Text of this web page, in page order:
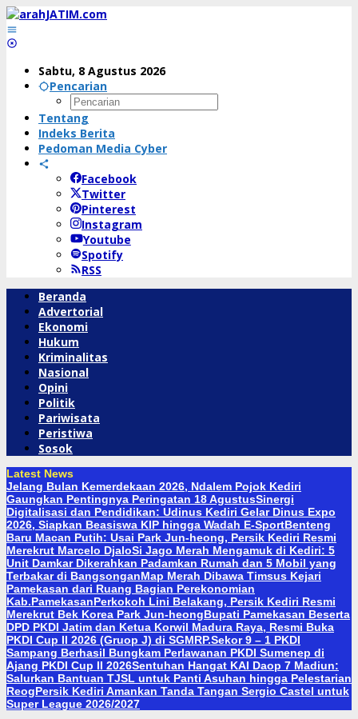
Lewati
ke
konten
Sabtu, 8 Agustus 2026
Pencarian
Tentang
Indeks Berita
Pedoman Media Cyber
Facebook
Twitter
Pinterest
Instagram
Youtube
Spotify
RSS
Beranda
Advertorial
Ekonomi
Hukum
Kriminalitas
Nasional
Opini
Politik
Pariwisata
Peristiwa
Sosok
Latest News
Jelang Bulan Kemerdekaan 2026, Ndalem Pojok Kediri
Gaungkan Pentingnya Peringatan 18 AgustusSinergi
Digitalisasi dan Pendidikan: Udinus Kediri Gelar Dinus Expo
2026, Siapkan Beasiswa KIP hingga Wadah E-SportBenteng
Baru Macan Putih: Usai Park Jun-heong, Persik Kediri Resmi
Merekrut Marcelo DjaloSi Jago Merah Mengamuk di Kediri: 5
Unit Damkar Dikerahkan Padamkan Rumah dan 5 Mobil yang
Terbakar di BangsonganMap Merah Dibawa Timsus Kejari
Pamekasan dari Ruang Bagian Perekonomian
Kab.PamekasanPerkokoh Lini Belakang, Persik Kediri Resmi
Merekrut Bek Korea Park Jun-heongBupati Pamekasan Beserta
DPD PKDI Jatim dan Ketua Korwil Madura Raya, Resmi Buka
PKDI Cup II 2026 (Gruop J) di SGMRP.Sekor 9 – 1 PKDI
Sampang Berhasil Bungkam Perlawanan PKDI Sumenep di
Ajang PKDI Cup II 2026Sentuhan Hangat KAI Daop 7 Madiun:
Salurkan Bantuan TJSL untuk Panti Asuhan hingga Pelestarian
ReogPersik Kediri Amankan Tanda Tangan Sergio Castel untuk
Super League 2026/2027